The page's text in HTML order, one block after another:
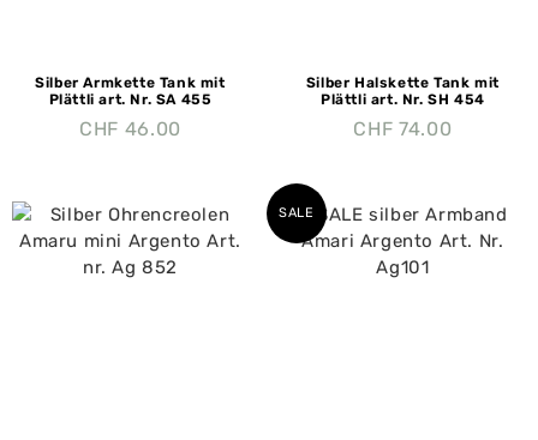
Silber Armkette Tank mit
Plättli art. Nr. SA 455
CHF 46.00
Silber Halskette Tank mit
Plättli art. Nr. SH 454
CHF 74.00
SALE